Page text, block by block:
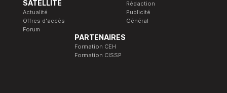
SATELLITE
Actualité
Offres d'accès
Forum
Rédaction
Publicité
Général
PARTENAIRES
Formation CEH
Formation CISSP